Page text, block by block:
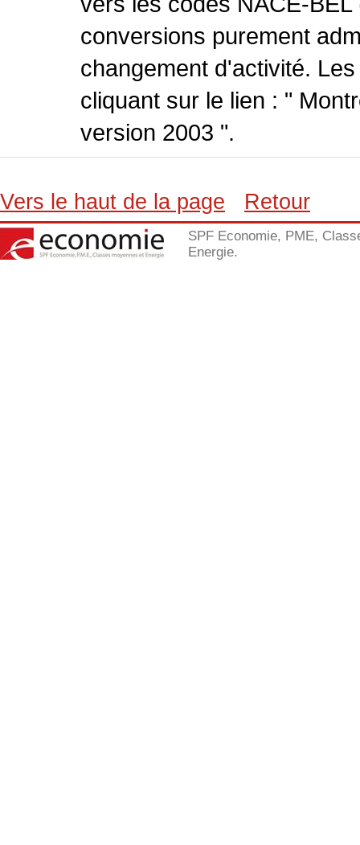
conversions purement
changement d'activité.
cliquant sur le lien : "
version 2003 ".
Vers le haut de la page Retour
SPF Economie, PME,
Energie.